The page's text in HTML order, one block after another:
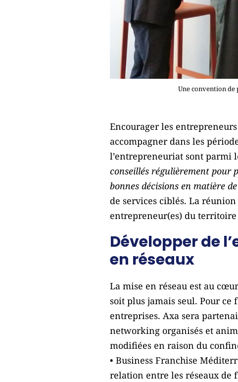
Une convention de
Encourager les
accompagner dans les
l’entrepreneuriat sont parmi
conseillés régulièrement pour
bonnes décisions en matière
de services ciblés. La
entrepreneur(es) du
Développer de
en réseaux
La mise en réseau est au
soit plus jamais seul. Pour ce
entreprises. Axa sera
networking organisés et
modifiées en raison du
• Business Franchise
relation entre les réseaux de